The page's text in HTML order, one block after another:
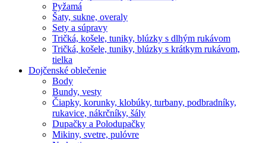
Pyžamá
Šaty, sukne, overaly
Sety a súpravy
Tričká, košele, tuniky, blúzky s dlhým rukávom
Tričká, košele, tuniky, blúzky s krátkym rukávom,
tielka
Dojčenské oblečenie
Body
Bundy, vesty
Čiapky, korunky, klobúky, turbany, podbradníky,
rukavice, nákrčníky, šály
Dupačky a Polodupačky
Mikiny, svetre, pulóvre